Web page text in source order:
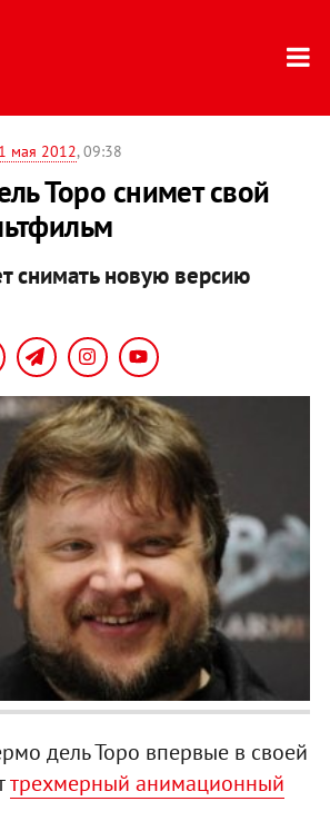
мая 2012, 09:38
Торо снимет свой
снимать новую версию
дель Торо впервые в своей
трехмерный анимационный